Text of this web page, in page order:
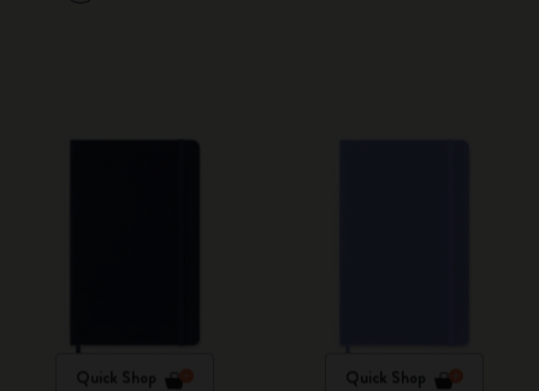
Quick Shop Quick Shop